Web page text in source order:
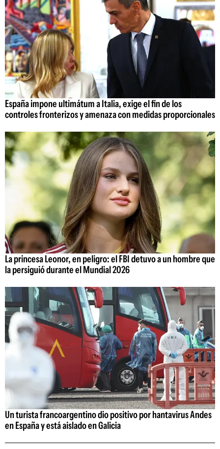
España impone ultimátum a Italia, exige el fin de los
controles fronterizos y amenaza con medidas proporcionales
La princesa Leonor, en peligro: el FBI detuvo a un hombre que
la persiguió durante el Mundial 2026
Un turista francoargentino dio positivo por hantavirus Andes
en España y está aislado en Galicia